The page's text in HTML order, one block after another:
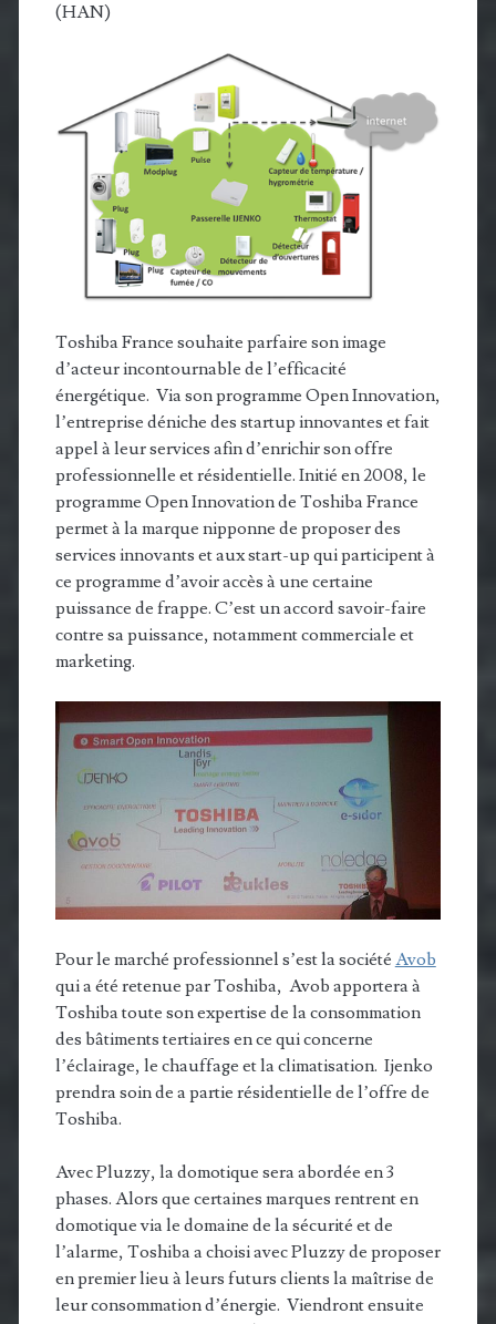
(HAN)
Toshiba France souhaite parfaire son image
d’acteur incontournable de l’efficacité
énergétique. Via son programme Open Innovation,
l’entreprise déniche des startup innovantes et fait
appel à leur services afin d’enrichir son offre
professionnelle et résidentielle. Initié en 2008, le
programme Open Innovation de Toshiba France
permet à la marque nipponne de proposer des
services innovants et aux start-up qui participent à
ce programme d’avoir accès à une certaine
puissance de frappe. C’est un accord savoir-faire
contre sa puissance, notamment commerciale et
marketing.
Pour le marché professionnel s’est la société Avob
qui a été retenue par Toshiba, Avob apportera à
Toshiba toute son expertise de la consommation
des bâtiments tertiaires en ce qui concerne
l’éclairage, le chauffage et la climatisation. Ijenko
prendra soin de a partie résidentielle de l’offre de
Toshiba.
Avec Pluzzy, la domotique sera abordée en 3
phases. Alors que certaines marques rentrent en
domotique via le domaine de la sécurité et de
l’alarme, Toshiba a choisi avec Pluzzy de proposer
en premier lieu à leurs futurs clients la maîtrise de
leur consommation d’énergie. Viendront ensuite